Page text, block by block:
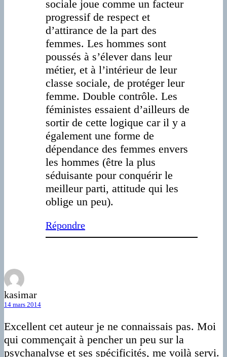
sociale joue comme un facteur
progressif de respect et
d’attirance de la part des
femmes. Les hommes sont
poussés à s’élever dans leur
métier, et à l’intérieur de leur
classe sociale, de protéger leur
femme. Double contrôle. Les
féministes essaient d’ailleurs de
sortir de cette logique car il y a
également une forme de
dépendance des femmes envers
les hommes (être la plus
séduisante pour conquérir le
meilleur parti, attitude qui les
oblige un peu).
Répondre
kasimar
14 mars 2014
Excellent cet auteur je ne connaissais pas. Moi
qui commençait à pencher un peu sur la
psychanalyse et ses spécificités, me voilà servi.